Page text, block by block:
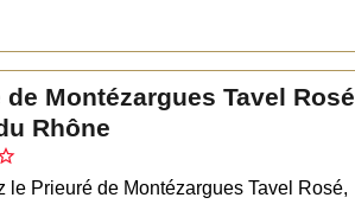
de Montézargues Tavel Rosé
Rhône
le Prieuré de Montézargues Tavel Rosé,